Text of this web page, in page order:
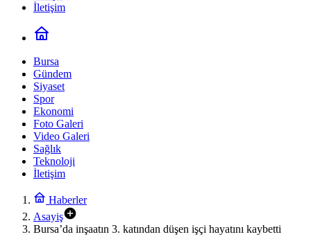
İletişim
Bursa
Gündem
Siyaset
Spor
Ekonomi
Foto Galeri
Video Galeri
Sağlık
Teknoloji
İletişim
Haberler
Asayiş
Bursa’da inşaatın 3. katından düşen işçi hayatını kaybetti